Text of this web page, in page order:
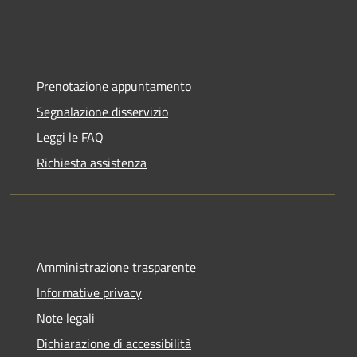
Prenotazione appuntamento
Segnalazione disservizio
Leggi le FAQ
Richiesta assistenza
Amministrazione trasparente
Informative privacy
Note legali
Dichiarazione di accessibilità